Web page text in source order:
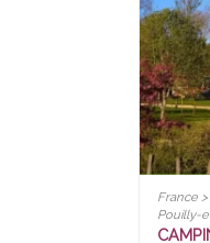
France
Pouilly-